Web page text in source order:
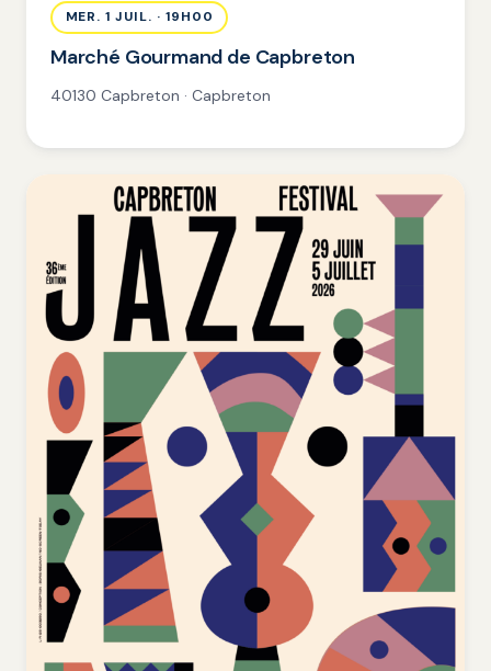
MER. 1 JUIL. · 19H00
Marché Gourmand de Capbreton
40130 Capbreton · Capbreton